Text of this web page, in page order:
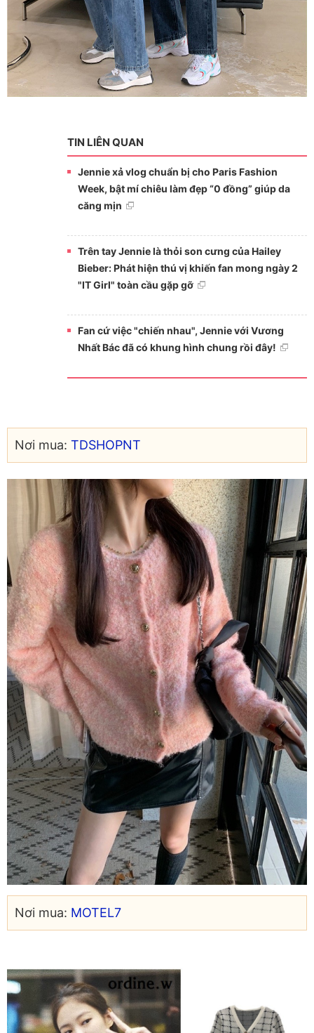
TIN LIÊN QUAN
Jennie xả vlog chuẩn bị cho Paris Fashion
Week, bật mí chiêu làm đẹp “0 đồng” giúp da
căng mịn
Trên tay Jennie là thỏi son cưng của Hailey
Bieber: Phát hiện thú vị khiến fan mong ngày 2
"IT Girl" toàn cầu gặp gỡ
Fan cứ việc "chiến nhau", Jennie với Vương
Nhất Bác đã có khung hình chung rồi đây!
Nơi mua: TDSHOPNT
Nơi mua: MOTEL7